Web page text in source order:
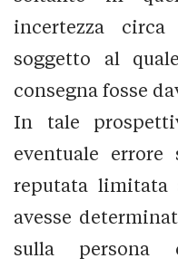
incertezza
soggetto al
consegna fosse
In tale
eventuale errore
reputata limitata
avesse
sulla persona